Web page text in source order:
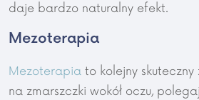
daje bardzo naturalny efekt.
Mezoterapia
Mezoterapia to kolejny
na zmarszczki wokół oczu,